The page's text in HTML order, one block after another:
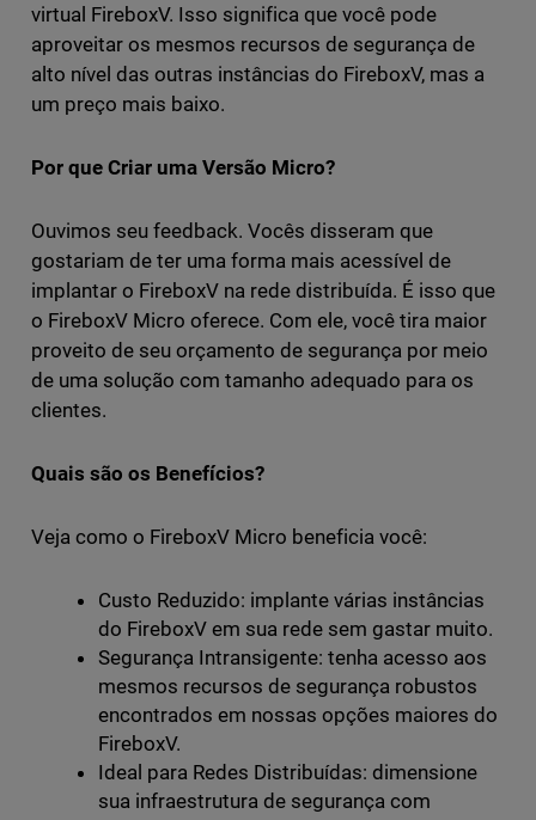
virtual FireboxV. Isso significa que você pode
aproveitar os mesmos recursos de segurança de
alto nível das outras instâncias do FireboxV, mas a
um preço mais baixo.
Por que Criar uma Versão Micro?
Ouvimos seu feedback. Vocês disseram que
gostariam de ter uma forma mais acessível de
implantar o FireboxV na rede distribuída. É isso que
o FireboxV Micro oferece. Com ele, você tira maior
proveito de seu orçamento de segurança por meio
de uma solução com tamanho adequado para os
clientes.
Quais são os Benefícios?
Veja como o FireboxV Micro beneficia você:
Custo Reduzido: implante várias instâncias
do FireboxV em sua rede sem gastar muito.
Segurança Intransigente: tenha acesso aos
mesmos recursos de segurança robustos
encontrados em nossas opções maiores do
FireboxV.
Ideal para Redes Distribuídas: dimensione
sua infraestrutura de segurança com